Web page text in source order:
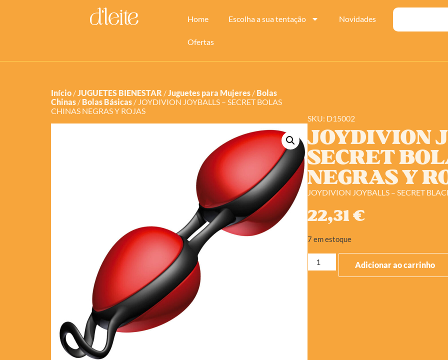
Home Escolha a sua tentação Novidades
Ofertas
Início /JUGUETES BIENESTAR /Juguetes para Mujeres / Bolas
Chinas / Bolas Básicas / JOYDIVION JOYBALLS – SECRET BOLAS
CHINAS NEGRAS Y ROJAS
SKU: D15002
JOYDIVION
SECRET
NEGRAS Y
JOYDIVION JOYBALLS – SECRET
22,31€
7 em estoque
Adicionar ao carrinho